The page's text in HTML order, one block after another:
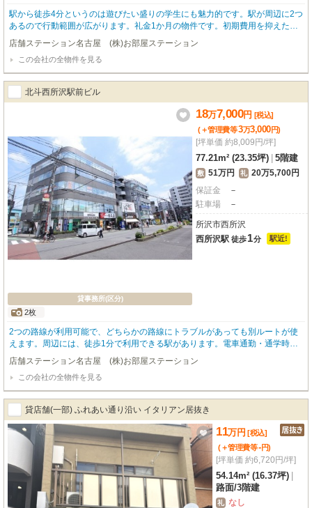
駅から徒歩4分というのは遊びたい盛りの学生にも魅力的です。駅が周辺に2つ
あるので行動範囲が広がります。礼金1か月の物件です。初期費用を抑えたい
方は是非ご覧ください。
店舗ステーション名古屋 (株)お部屋ステーション
この会社の全物件を見る
北斗西所沢駅前ビル
貸事務所(区分)
2枚
18万7,000円 [税込]
(＋管理費等3万3,000円)
[坪単価 約8,009円/坪]
77.21m² (23.35坪) 5階建
敷 51万円 礼 20万5,700円
保証金
－
駐車場
－
所沢市西所沢
西所沢駅 徒歩1分 駅近!
2つの路線が利用可能で、どちらかの路線にトラブルがあっても別ルートが使
えます。周辺には、徒歩1分で利用できる駅があります。電車通勤・通学時に
嬉しい駅まで平坦な立地です。
店舗ステーション名古屋 (株)お部屋ステーション
この会社の全物件を見る
貸店舗(一部) ふれあい通り沿い イタリアン居抜き
11万円 [税込]
(＋管理費等-円)
[坪単価 約6,720円/坪]
54.14m² (16.37坪)
路面/3階建
礼 なし